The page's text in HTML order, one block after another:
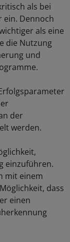
als bei
ein. Dennoch
als eine
die Nutzung
und
der
werden.
einzuführen.
mit einem
dass
einen